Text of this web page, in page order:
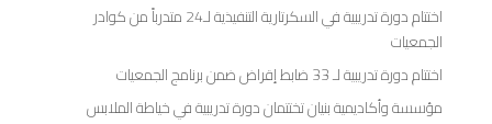
اختتام دورة تدريبية في السكرتارية التنفيذية لـ24 متدرباً من كوادر
الجمعيات
اختتام دورة تدريبية لـ 33 ضابط إقراض ضمن برنامج الجمعيات
مؤسسة وأكاديمية بنيان تختتمان دورة تدريبية في خياطة الملابس